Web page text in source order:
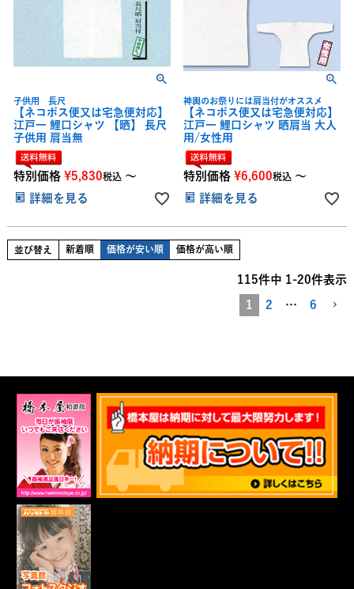
子供用 長尺
【ネコポス便又は宅急便対応】
江戸一 鯉口シャツ 【晒】 長尺
子供用 肩当無
特別価格 ¥5,830税込 〜
詳細を見る
神輿のお祭りには肩当付がオススメ
【ネコポス便又は宅急便対応】
江戸一 鯉口シャツ 晒肩当 大人
用/女性用
特別価格 ¥6,600税込 〜
詳細を見る
並び替え 新着順 価格が安い順 価格が高い順
115件中 1-20件表示
1 2 … 6